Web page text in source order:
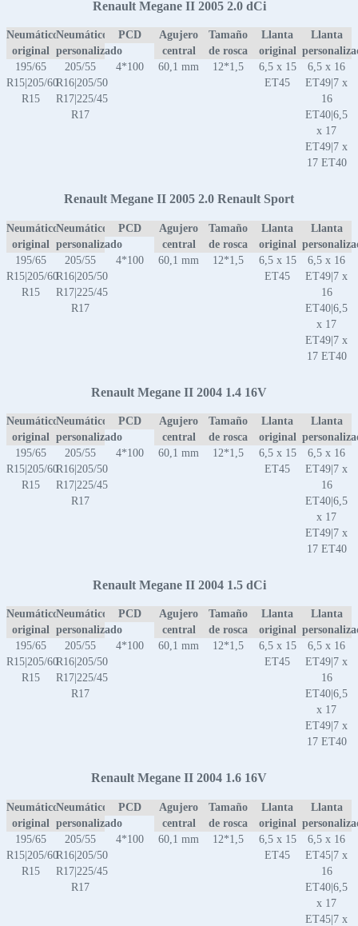
Renault Megane II 2005 2.0 dCi
Neumático
original
Neumático
personalizado
PCD
Agujero
central
Tamaño
de rosca
Llanta
original
Llanta
195/65
R15|205/60
R15
205/55
R16|205/50
R17|225/45
R17
4*100 60,1 mm 12*1,5
6,5 x 15
ET45
6,5 x 16
ET49|7 x
16
ET40|6,5
x 17
ET49|7 x
17 ET40
Renault Megane II 2005 2.0 Renault Sport
Neumático
original
Neumático
personalizado
PCD
Agujero
central
Tamaño
de rosca
Llanta
original
Llanta
195/65
R15|205/60
R15
205/55
R16|205/50
R17|225/45
R17
4*100 60,1 mm 12*1,5
6,5 x 15
ET45
6,5 x 16
ET49|7 x
16
ET40|6,5
x 17
ET49|7 x
17 ET40
Renault Megane II 2004 1.4 16V
Neumático
original
Neumático
personalizado
PCD
Agujero
central
Tamaño
de rosca
Llanta
original
Llanta
195/65
R15|205/60
R15
205/55
R16|205/50
R17|225/45
R17
4*100 60,1 mm 12*1,5
6,5 x 15
ET45
6,5 x 16
ET49|7 x
16
ET40|6,5
x 17
ET49|7 x
17 ET40
Renault Megane II 2004 1.5 dCi
Neumático
original
Neumático
personalizado
PCD
Agujero
central
Tamaño
de rosca
Llanta
original
Llanta
195/65
R15|205/60
R15
205/55
R16|205/50
R17|225/45
R17
4*100 60,1 mm 12*1,5
6,5 x 15
ET45
6,5 x 16
ET49|7 x
16
ET40|6,5
x 17
ET49|7 x
17 ET40
Renault Megane II 2004 1.6 16V
Neumático
original
Neumático
personalizado
PCD
Agujero
central
Tamaño
de rosca
Llanta
original
Llanta
195/65
R15|205/60
R15
205/55
R16|205/50
R17|225/45
R17
4*100 60,1 mm 12*1,5
6,5 x 15
ET45
6,5 x 16
ET45|7 x
16
ET40|6,5
x 17
ET45|7 x